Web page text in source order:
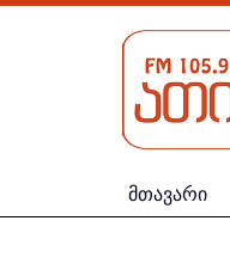
მთავარი